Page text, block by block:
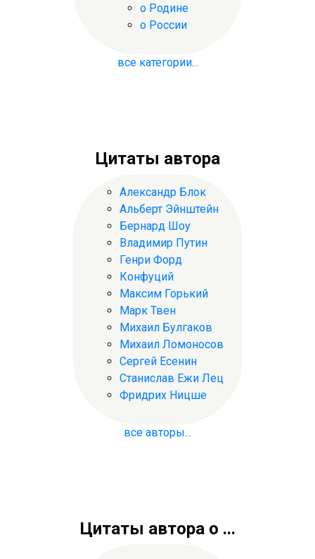
о Родине
о России
все категории...
Цитаты автора
Александр Блок
Альберт Эйнштейн
Бернард Шоу
Владимир Путин
Генри Форд
Конфуций
Максим Горький
Марк Твен
Михаил Булгаков
Михаил Ломоносов
Сергей Есенин
Станислав Ежи Лец
Фридрих Ницше
все авторы...
Цитаты автора о ...